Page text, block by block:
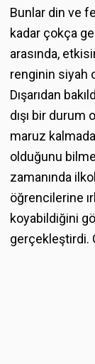
Bunlar din ve
kadar çokça
arasında,
renginin siyah
Dışarıdan
dışı bir durum
maruz
olduğunu
zamanında
öğrencilerine
koyabildiğini
gerçekleştirdi.